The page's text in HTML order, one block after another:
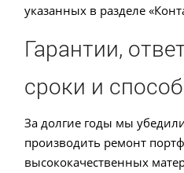
указанных в разделе
Гарантии,
сроки и
За долгие годы мы
производить ремонт
высококачественных